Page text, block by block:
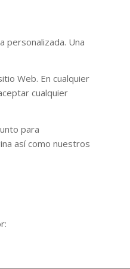
personalizada. Una
Web. En cualquier
cualquier
para
así como nuestros